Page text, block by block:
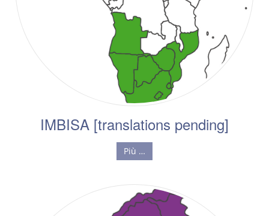
IMBISA [translations pending]
Più …